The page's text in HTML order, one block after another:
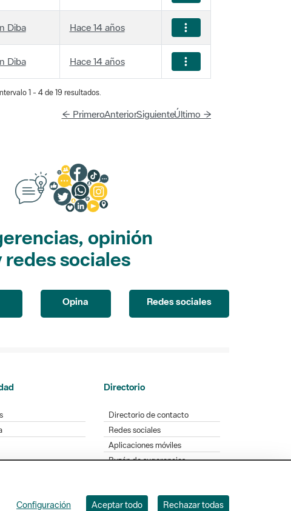
Diba Hace 14 años
Diba Hace 14 años
1 - 4 de 19 resultados.
← PrimeroAnteriorSiguienteÚltimo →
opinión
redes sociales
Opina Redes sociales
Directorio
Directorio de contacto
Redes sociales
Aplicaciones móviles
Buzón de sugerencias
Configuración Aceptar todo Rechazar todas